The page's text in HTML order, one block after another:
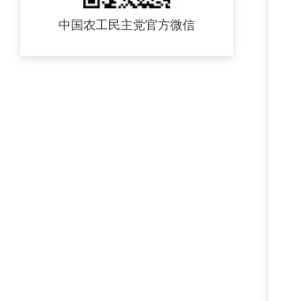
中国农工民主党官方微信